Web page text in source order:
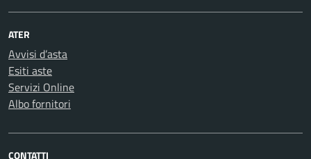
ATER
Avvisi d’asta
Esiti aste
Servizi Online
Albo fornitori
CONTATTI